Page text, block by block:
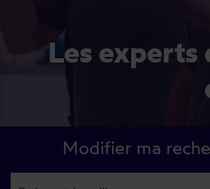
Les experts du volet
Modifier ma